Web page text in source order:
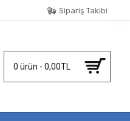
Sipariş Takibi
0 ürün - 0,00TL